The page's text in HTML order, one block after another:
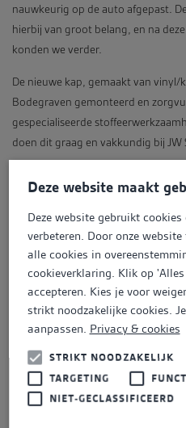
nauwkeurig op de auto afgepast.
hierbij van groot belang, en na
konden we verder.
De nieuwe kap, gemaakt van
Bodegraven gemonteerd en
gespecialiseerde
doen dit graag en vakkundig bij JW
VORIGE
Deze website maakt
Deze website gebruikt
verbeteren. Door onze
alle cookies in
cookieverklaring. Klik op
accepteren. Kies je voor
strikt noodzakelijke cookies.
aanpassen. Privacy & cookies
STRIKT NOODZAKELIJK
TARGETING
NIET-GECLASSIFICEERD